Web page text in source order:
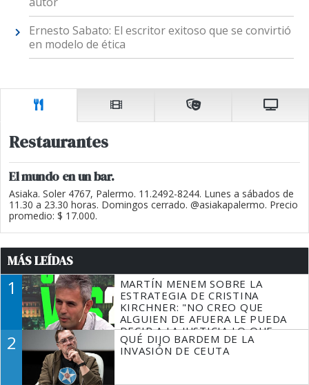
Ernesto Sabato: El escritor exitoso que se convirtió
en modelo de ética
Restaurantes
El mundo en un bar.
Asiaka. Soler 4767, Palermo. 11.2492-8244. Lunes a sábados de
11.30 a 23.30 horas. Domingos cerrado. @asiakapalermo. Precio
promedio: $ 17.000.
MÁS LEÍDAS
1
MARTÍN MENEM SOBRE LA
ESTRATEGIA DE CRISTINA
KIRCHNER: "NO CREO QUE
ALGUIEN DE AFUERA LE PUEDA
DECIR A LA JUSTICIA LO QUE
TIENE QUE HACER"
2
QUÉ DIJO BARDEM DE LA
INVASIÓN DE CEUTA